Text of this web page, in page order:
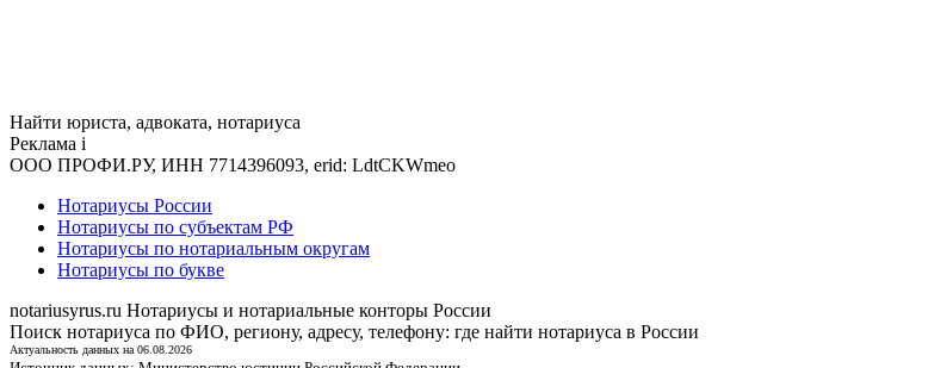
Найти юриста, адвоката, нотариуса
Реклама i
ООО ПРОФИ.РУ, ИНН 7714396093, erid: LdtCKWmeo
Нотариусы России
Нотариусы по субъектам РФ
Нотариусы по нотариальным округам
Нотариусы по букве
notariusyrus.ru Нотариусы и нотариальные конторы России
Поиск нотариуса по ФИО, региону, адресу, телефону: где найти нотариуса в России
Актуальность данных на 06.08.2026